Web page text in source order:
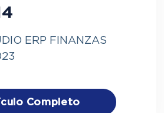
ERP FINANZAS
Completo